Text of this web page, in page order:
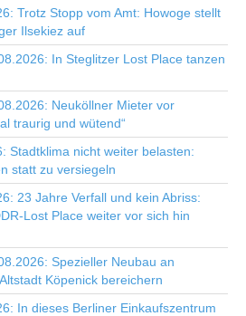
Trotz Stopp vom Amt: Howoge stellt
Ilsekiez auf
In Steglitzer Lost Place tanzen
Neuköllner Mieter vor
traurig und wütend“
Stadtklima nicht weiter belasten:
statt zu versiegeln
23 Jahre Verfall und kein Abriss:
Lost Place weiter vor sich hin
Spezieller Neubau an
Köpenick bereichern
In dieses Berliner Einkaufszentrum